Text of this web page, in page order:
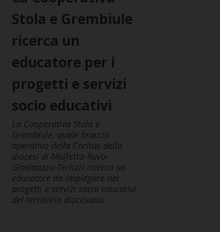
Stola e Grembiule
ricerca un
educatore per i
progetti e servizi
socio educativi
La Cooperativa Stola e
Grembiule, quale braccio
operativo della Caritas della
diocesi di Molfetta-Ruvo-
Giovinazzo-Terlizzi ricerca un
educatore da impiegare nei
progetti e servizi socio educativi
del territorio diocesano.